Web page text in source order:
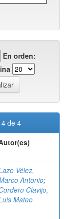
En orden:
de 4
Vélez,
Antonio;
Clavijo,
Mateo